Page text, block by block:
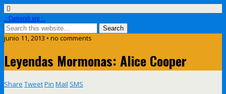
.::Cumorah.org ::.
junio 11, 2013 • no comments
Leyendas Mormonas: Alice Cooper
Share TweetPin Mail SMS